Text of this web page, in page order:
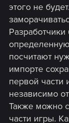
этого не
Разработчики
посчитают
импорте
первой части
независимо
Также можно
части игры.